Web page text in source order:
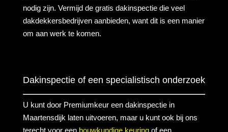
nodig zijn. Vermijd de gratis dakinspectie die veel
dakdekkersbedrijven aanbieden, want dit is een manier
om aan werk te komen.
Dakinspectie of een specialistisch onderzoek
U kunt door Premiumkeur een dakinspectie in
Maartensdijk laten uitvoeren, maar u kunt ook bij ons